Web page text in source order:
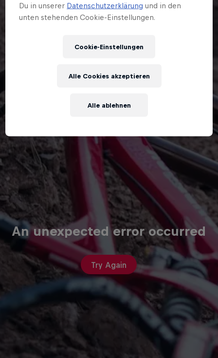
An unexpected error occurred
Try Again
Du in unserer Datenschutzerklärung und in den
unten stehenden Cookie-Einstellungen.
Cookie-Einstellungen
Alle ablehnen
Alle Cookies akzeptieren